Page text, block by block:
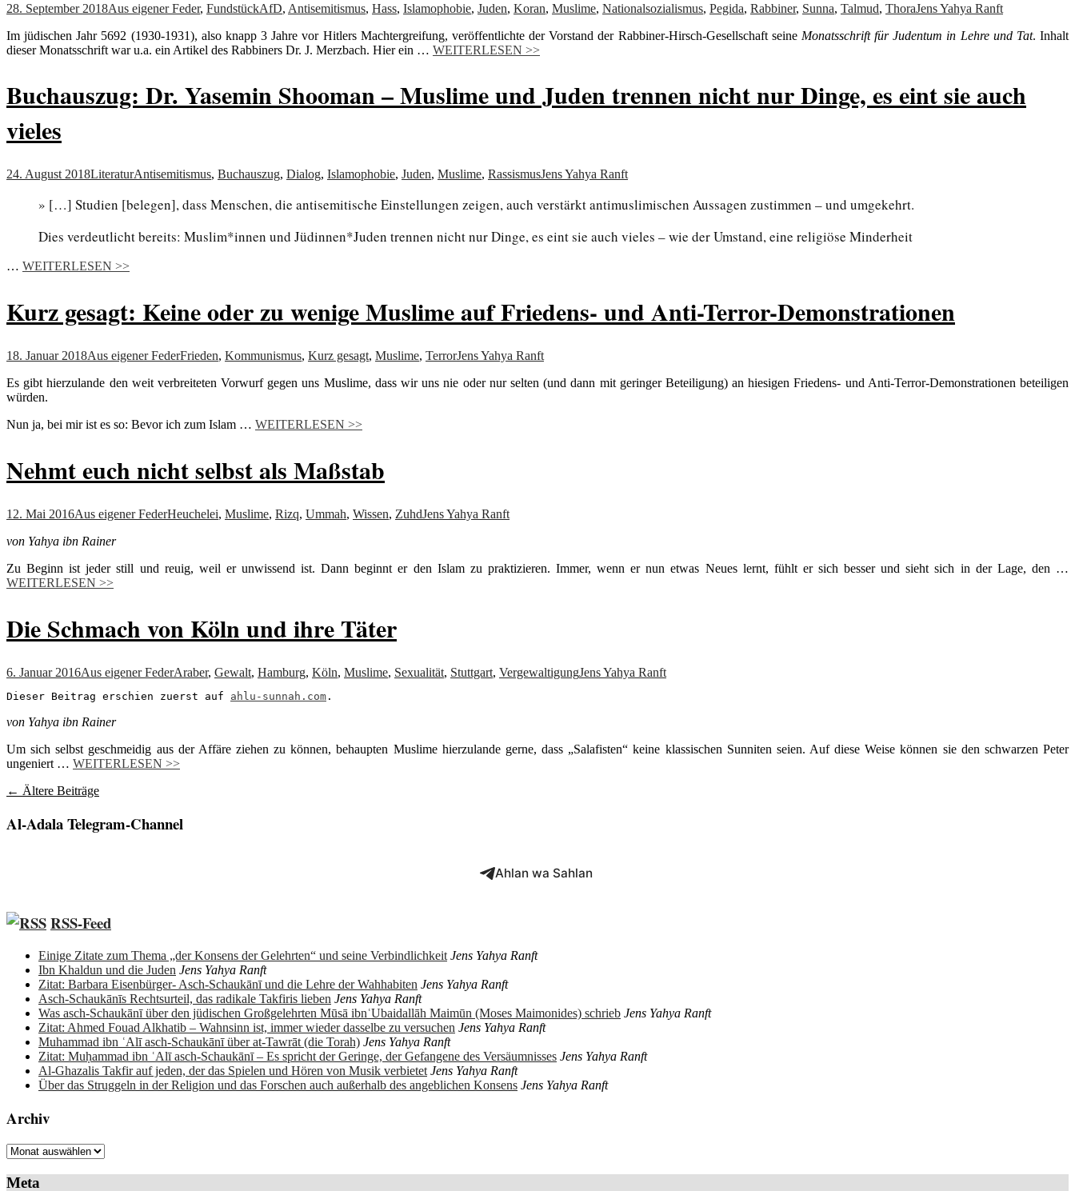
28. September 2018Aus eigener Feder, FundstückAfD, Antisemitismus, Hass, Islamophobie, Juden, Koran, Muslime, Nationalsozialismus, Pegida, Rabbiner, Sunna, Talmud, ThoraJens Yahya Ranft
Im jüdischen Jahr 5692 (1930-1931), also knapp 3 Jahre vor Hitlers Machtergreifung, veröffentlichte der Vorstand der Rabbiner-Hirsch-Gesellschaft seine Monatsschrift für Judentum in Lehre und Tat. Inhalt
dieser Monatsschrift war u.a. ein Artikel des Rabbiners Dr. J. Merzbach. Hier ein … WEITERLESEN >>
Buchauszug: Dr. Yasemin Shooman – Muslime und Juden trennen nicht nur Dinge, es eint sie auch
vieles
24. August 2018LiteraturAntisemitismus, Buchauszug, Dialog, Islamophobie, Juden, Muslime, RassismusJens Yahya Ranft
» […] Studien [belegen], dass Menschen, die antisemitische Einstellungen zeigen, auch verstärkt antimuslimischen Aussagen zustimmen – und umgekehrt.
Dies verdeutlicht bereits: Muslim*innen und Jüdinnen*Juden trennen nicht nur Dinge, es eint sie auch vieles – wie der Umstand, eine religiöse Minderheit
… WEITERLESEN >>
Kurz gesagt: Keine oder zu wenige Muslime auf Friedens- und Anti-Terror-Demonstrationen
18. Januar 2018Aus eigener FederFrieden, Kommunismus, Kurz gesagt, Muslime, TerrorJens Yahya Ranft
Es gibt hierzulande den weit verbreiteten Vorwurf gegen uns Muslime, dass wir uns nie oder nur selten (und dann mit geringer Beteiligung) an hiesigen Friedens- und Anti-Terror-Demonstrationen beteiligen
würden.
Nun ja, bei mir ist es so: Bevor ich zum Islam … WEITERLESEN >>
Nehmt euch nicht selbst als Maßstab
12. Mai 2016Aus eigener FederHeuchelei, Muslime, Rizq, Ummah, Wissen, ZuhdJens Yahya Ranft
von Yahya ibn Rainer
Zu Beginn ist jeder still und reuig, weil er unwissend ist. Dann beginnt er den Islam zu praktizieren. Immer, wenn er nun etwas Neues lernt, fühlt er sich besser und sieht sich in der Lage, den …
WEITERLESEN >>
Die Schmach von Köln und ihre Täter
6. Januar 2016Aus eigener FederAraber, Gewalt, Hamburg, Köln, Muslime, Sexualität, Stuttgart, VergewaltigungJens Yahya Ranft
Dieser Beitrag erschien zuerst auf ahlu-sunnah.com .
von Yahya ibn Rainer
Um sich selbst geschmeidig aus der Affäre ziehen zu können, behaupten Muslime hierzulande gerne, dass „Salafisten“ keine klassischen Sunniten seien. Auf diese Weise können sie den schwarzen Peter
ungeniert … WEITERLESEN >>
Beitragsnavigation
← Ältere Beiträge
Al-Adala Telegram-Channel
Ahlan wa Sahlan
RSS-Feed
Einige Zitate zum Thema „der Konsens der Gelehrten“ und seine Verbindlichkeit Jens Yahya Ranft
Ibn Khaldun und die Juden Jens Yahya Ranft
Zitat: Barbara Eisenbürger- Asch-Schaukānī und die Lehre der Wahhabiten Jens Yahya Ranft
Asch-Schaukānīs Rechtsurteil, das radikale Takfiris lieben Jens Yahya Ranft
Was asch-Schaukānī über den jüdischen Großgelehrten Mūsā ibnʿUbaidallāh Maimūn (Moses Maimonides) schrieb Jens Yahya Ranft
Zitat: Ahmed Fouad Alkhatib – Wahnsinn ist, immer wieder dasselbe zu versuchen Jens Yahya Ranft
Muhammad ibn ʿAlī asch-Schaukānī über at-Tawrāt (die Torah) Jens Yahya Ranft
Zitat: Muḥammad ibn ʿAlī asch-Schaukānī – Es spricht der Geringe, der Gefangene des Versäumnisses Jens Yahya Ranft
Al-Ghazalis Takfir auf jeden, der das Spielen und Hören von Musik verbietet Jens Yahya Ranft
Über das Struggeln in der Religion und das Forschen auch außerhalb des angeblichen Konsens Jens Yahya Ranft
Archiv
Archiv
Meta